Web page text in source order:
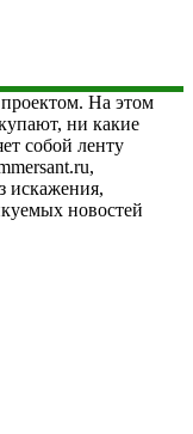
На этом
ни какие
собой ленту
искажения,
новостей